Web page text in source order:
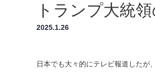
トランプ大統
2025.1.26
日本でも大々的にテレビ報道したが